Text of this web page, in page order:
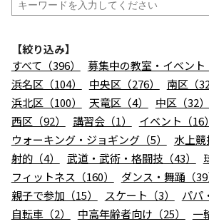
協会について
管理施設
教室・イベントからのお知らせ
浜松市民スポーツ祭
お知らせ
個人情報の取り扱いに関する基本方針 特定商取引法
【絞り込み】
すべて（396）
募集中の教室・イベント
浜名区（104）
中央区（276） 南区（32
浜北区（100）
天竜区（4） 中区（32）
西区（92）
講習会（1） イベント（16）
ウォーキング・ジョギング（5）
水上競
射的（4）
武道・武術・格闘技（43）
フィットネス（160）
ダンス・舞踊（39
親子で参加（15）
スケート（3）
パパ
自転車（2）
中高年齢者向け（25）
一